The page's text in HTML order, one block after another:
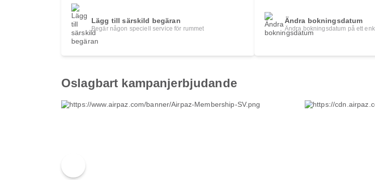
Lägg till särskild begäran
Begär någon speciell service för rummet
Ändra bokningsdatum
Ändra bokningsdatum på ett
Oslagbart kampanjerbjudande